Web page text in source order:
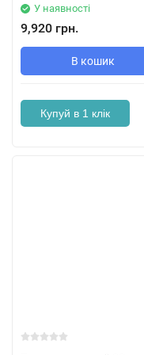
У наявності
9,920 грн.
В кошик
Купуй в 1 клік